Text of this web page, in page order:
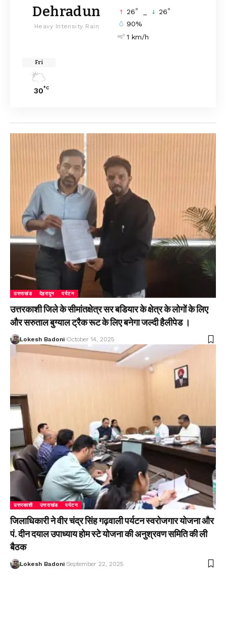
Dehradun
Heavy Intensity Rain
26° 26°
90%
1 km/h
Fri
30°C
उत्तराखंड देहरादून पर्यटन
उत्तरकाशी जिले के सीमांतक्षेत्र सर बडियार के क्षेत्र के लोगों के लिए
और सरुताल बुग्याल ट्रैक रूट के लिए बनेगा जल्दी हैलीपेड ।
Lokesh Badoni October 14, 2025
उत्तरकाशी उत्तराखंड पर्यटन
जिलाधिकारी ने वीर चंद्र सिंह गढ़वाली पर्यटन स्वरोजगार योजना और
पं. दीन दयाल उपाध्याय होम स्टे योजना की अनुश्रवण समिति की ली
बैठक
Lokesh Badoni September 22, 2025